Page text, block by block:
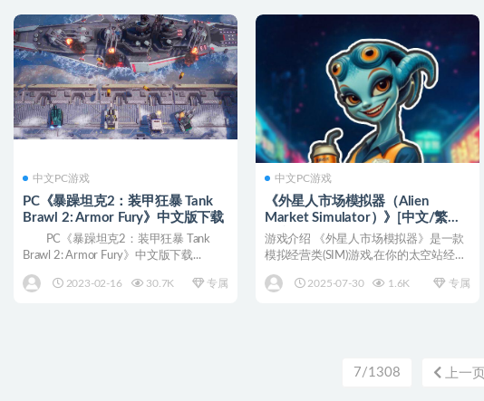
中文PC游戏
PC《暴躁坦克2：装甲狂暴 Tank
Brawl 2: Armor Fury》中文版下载
PC《暴躁坦克2：装甲狂暴 Tank
Brawl 2: Armor Fury》中文版下载...
2023-02-16 30.7K 专属
中文PC游戏
《外星人市场模拟器（Alien
Market Simulator）》[中文/繁体/
英文/日语]
游戏介绍 《外星人市场模拟器》是一款
模拟经营类(SIM)游戏,在你的太空站经营
2025-07-30
1.6K 专属
7/1308 上一页